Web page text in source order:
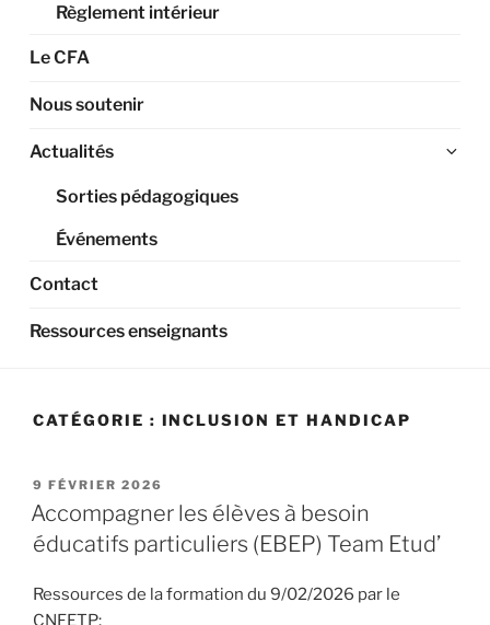
Règlement intérieur
Le CFA
Nous soutenir
Actualités
Sorties pédagogiques
Événements
Contact
Ressources enseignants
CATÉGORIE : INCLUSION ET HANDICAP
PUBLIÉ
LE
9 FÉVRIER 2026
Accompagner les élèves à besoin
éducatifs particuliers (EBEP) Team Etud’
Ressources de la formation du 9/02/2026 par le
CNFETP: